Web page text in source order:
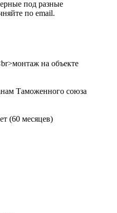
под разные
по email.